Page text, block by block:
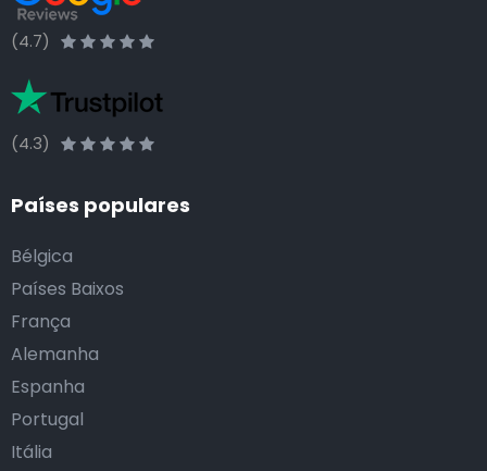
(4.7)
(4.3)
Países populares
Bélgica
Países Baixos
França
Alemanha
Espanha
Portugal
Itália